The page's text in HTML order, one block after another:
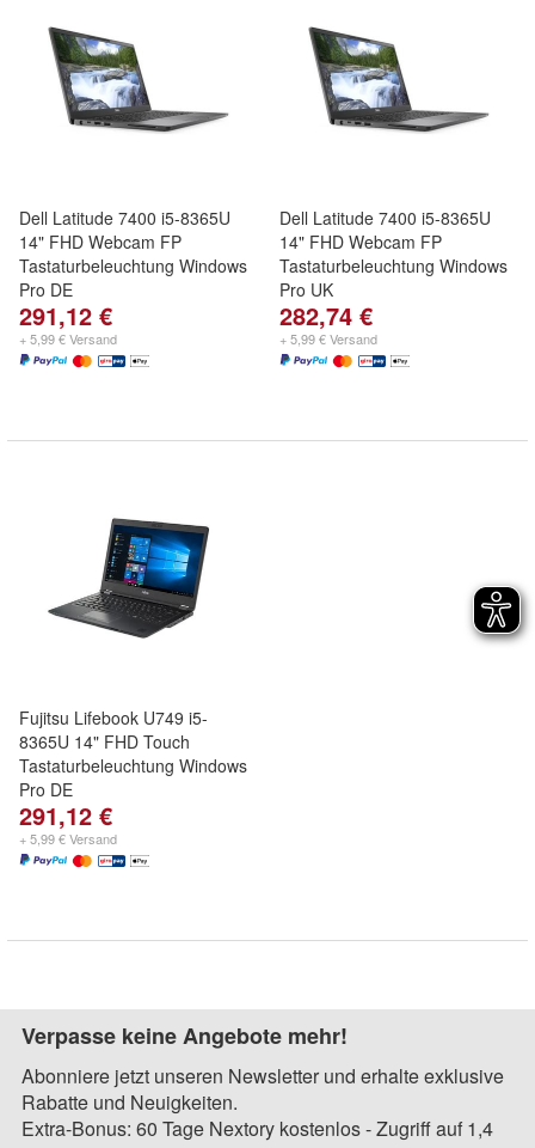
Dell Latitude 7400 i5-8365U
14" FHD Webcam FP
Tastaturbeleuchtung Windows
Pro DE
291,12 €
+ 5,99 € Versand
Dell Latitude 7400 i5-8365U
14" FHD Webcam FP
Tastaturbeleuchtung Windows
Pro UK
282,74 €
+ 5,99 € Versand
Fujitsu Lifebook U749 i5-
8365U 14" FHD Touch
Tastaturbeleuchtung Windows
Pro DE
291,12 €
+ 5,99 € Versand
Verpasse keine Angebote mehr!
Abonniere jetzt unseren Newsletter und erhalte exklusive
Rabatte und Neuigkeiten.
Extra-Bonus: 60 Tage Nextory kostenlos - Zugriff auf 1,4